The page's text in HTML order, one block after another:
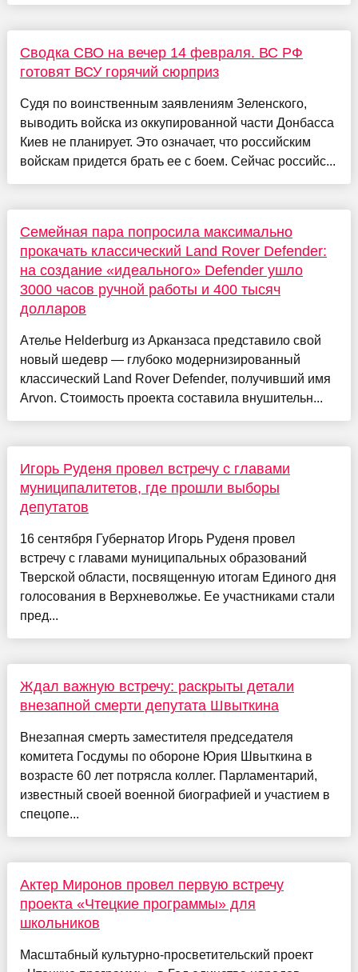
Сводка СВО на вечер 14 февраля. ВС РФ
готовят ВСУ горячий сюрприз
Судя по воинственным заявлениям Зеленского,
выводить войска из оккупированной части Донбасса
Киев не планирует. Это означает, что российским
войскам придется брать ее с боем. Сейчас российс...
Семейная пара попросила максимально
прокачать классический Land Rover Defender:
на создание «идеального» Defender ушло
3000 часов ручной работы и 400 тысяч
долларов
Ателье Helderburg из Арканзаса представило свой
новый шедевр — глубоко модернизированный
классический Land Rover Defender, получивший имя
Arvon. Стоимость проекта составила внушительн...
Игорь Руденя провел встречу с главами
муниципалитетов, где прошли выборы
депутатов
16 сентября Губернатор Игорь Руденя провел
встречу с главами муниципальных образований
Тверской области, посвященную итогам Единого дня
голосования в Верхневолжье. Ее участниками стали
пред...
Ждал важную встречу: раскрыты детали
внезапной смерти депутата Швыткина
Внезапная смерть заместителя председателя
комитета Госдумы по обороне Юрия Швыткина в
возрасте 60 лет потрясла коллег. Парламентарий,
известный своей военной биографией и участием в
спецопе...
Актер Миронов провел первую встречу
проекта «Чтецкие программы» для
школьников
Масштабный культурно-просветительский проект